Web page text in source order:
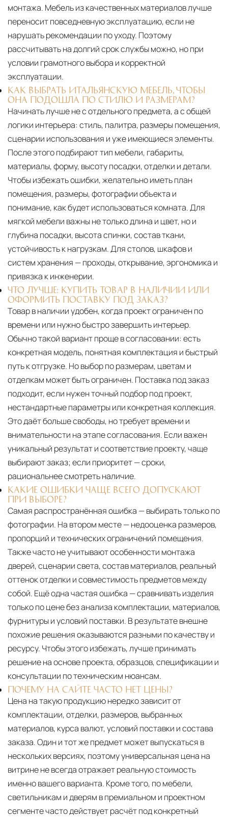
монтажа. Мебель из качественных материалов лучше
переносит повседневную эксплуатацию, если не
нарушать рекомендации по уходу. Поэтому
рассчитывать на долгий срок службы можно, но при
условии грамотного выбора и корректной
эксплуатации.
КАК ВЫБРАТЬ ИТАЛЬЯНСКУЮ МЕБЕЛЬ, ЧТОБЫ
ОНА ПОДОШЛА ПО СТИЛЮ И РАЗМЕРАМ?
Начинать лучше не с отдельного предмета, а с общей
логики интерьера: стиль, палитра, размеры помещения,
сценарии использования и уже имеющиеся элементы.
После этого подбирают тип мебели, габариты,
материалы, форму, высоту посадки, отделки и детали.
Чтобы избежать ошибки, желательно иметь план
помещения, размеры, фотографии объекта и
понимание, как будет использоваться комната. Для
мягкой мебели важны не только длина и цвет, но и
глубина посадки, высота спинки, состав ткани,
устойчивость к нагрузкам. Для столов, шкафов и
систем хранения — проходы, открывание, эргономика и
привязка к инженерии.
ЧТО ЛУЧШЕ: КУПИТЬ ТОВАР В НАЛИЧИИ ИЛИ
ОФОРМИТЬ ПОСТАВКУ ПОД ЗАКАЗ?
Товар в наличии удобен, когда проект ограничен по
времени или нужно быстро завершить интерьер.
Обычно такой вариант проще в согласовании: есть
конкретная модель, понятная комплектация и быстрый
путь к отгрузке. Но выбор по размерам, цветам и
отделкам может быть ограничен. Поставка под заказ
подходит, если нужен точный подбор под проект,
нестандартные параметры или конкретная коллекция.
Это даёт больше свободы, но требует времени и
внимательности на этапе согласования. Если важен
уникальный результат и соответствие проекту, чаще
выбирают заказ; если приоритет — сроки,
рациональнее смотреть наличие.
КАКИЕ ОШИБКИ ЧАЩЕ ВСЕГО ДОПУСКАЮТ
ПРИ ВЫБОРЕ?
Самая распространённая ошибка — выбирать только по
фотографии. На втором месте — недооценка размеров,
пропорций и технических ограничений помещения.
Также часто не учитывают особенности монтажа
дверей, сценарии света, состав материалов, реальный
оттенок отделки и совместимость предметов между
собой. Ещё одна частая ошибка — сравнивать изделия
только по цене без анализа комплектации, материалов,
фурнитуры и условий поставки. В результате внешне
похожие решения оказываются разными по качеству и
ресурсу. Чтобы этого избежать, лучше принимать
решение на основе проекта, образцов, спецификации и
консультации по техническим нюансам.
ПОЧЕМУ НА САЙТЕ ЧАСТО НЕТ ЦЕНЫ?
Цена на такую продукцию нередко зависит от
комплектации, отделки, размеров, выбранных
материалов, курса валют, условий поставки и состава
заказа. Один и тот же предмет может выпускаться в
нескольких версиях, поэтому универсальная цена на
витрине не всегда отражает реальную стоимость
именно вашего варианта. Кроме того, по мебели,
светильникам и дверям в премиальном и проектном
сегменте часто действует расчёт под конкретный